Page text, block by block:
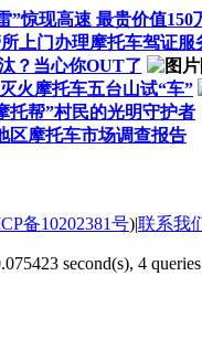
”惊现高速 最贵价值150
上门办理摩托车驾证服
？当心你OUT了
火摩托车五台山试“车”
托帮”村民的光明守护者
区摩托车市场调查报告
备10202381号)|联系我
second(s), 4 queries